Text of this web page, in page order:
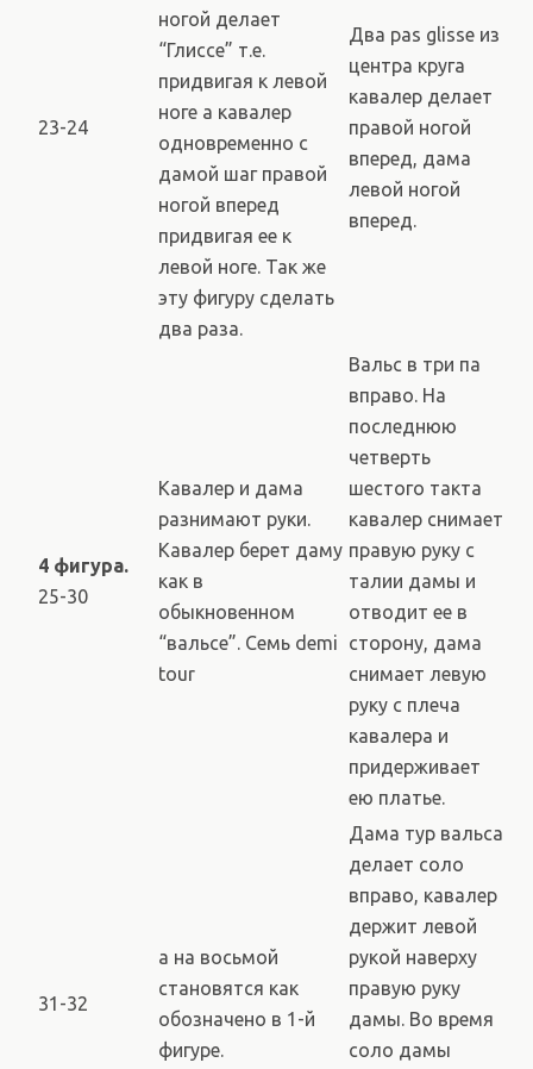
23-24
ногой делает
“Глиссе” т.е.
придвигая к левой
ноге а кавалер
одновременно с
дамой шаг правой
ногой вперед
придвигая ее к
левой ноге. Так же
эту фигуру сделать
два раза.
Два pas glisse из
центра круга
кавалер делает
правой ногой
вперед, дама
левой ногой
вперед.
4 фигура.
25-30
Кавалер и дама
разнимают руки.
Кавалер берет даму
как в
обыкновенном
“вальсе”. Семь demi
tour
Вальс в три па
вправо. На
последнюю
четверть
шестого такта
кавалер снимает
правую руку с
талии дамы и
отводит ее в
сторону, дама
снимает левую
руку с плеча
кавалера и
придерживает
ею платье.
31-32
а на восьмой
становятся как
обозначено в 1-й
фигуре.
Дама тур вальса
делает соло
вправо, кавалер
держит левой
рукой наверху
правую руку
дамы. Во время
соло дамы